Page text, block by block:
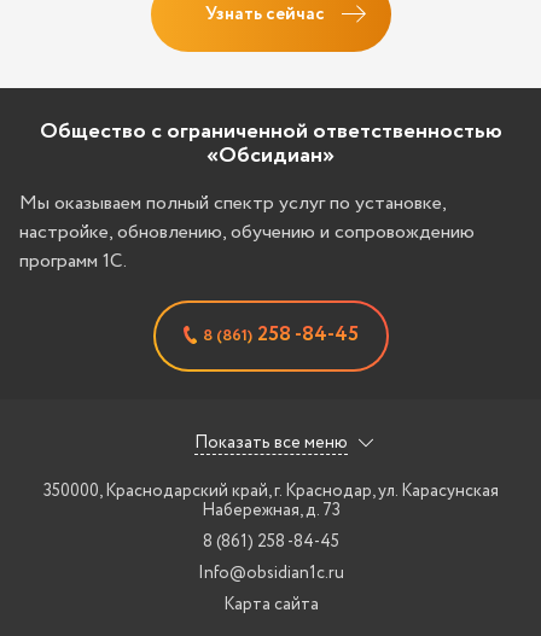
Узнать сейчас
Общество с ограниченной ответственностью
«Обсидиан»
Мы оказываем полный спектр услуг по установке,
настройке, обновлению, обучению и сопровождению
программ 1С.
8 (861) 258 -84-45
Показать все меню
350000, Краснодарский край, г. Краснодар,ул. Карасунская
Набережная, д. 73
8 (861) 258 -84-45
Info@obsidian1c.ru
Карта сайта